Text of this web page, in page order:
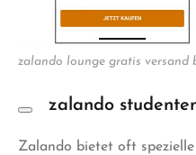
zalando lounge gratis versand
zalando
Zalando bietet oft